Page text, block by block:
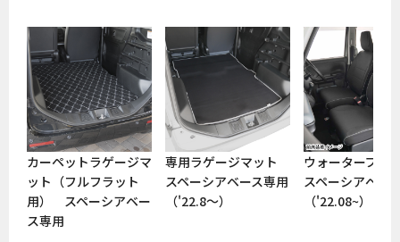
カーペットラゲージマ
ット（フルフラット
用） スペーシアベー
ス専用
専用ラゲージマット
スペーシアベース専用
（'22.8〜）
ウォータープ
スペーシアベー
（'22.08~）